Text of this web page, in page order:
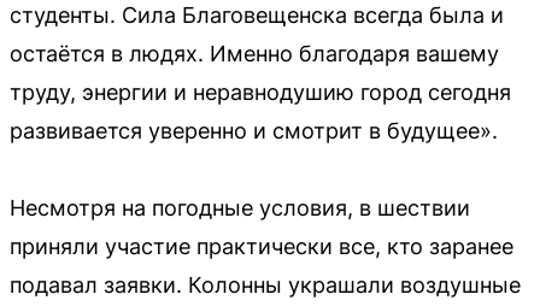
студенты. Сила Благовещенска всегда была и
остаётся в людях. Именно благодаря вашему
труду, энергии и неравнодушию город сегодня
развивается уверенно и смотрит в будущее».
Несмотря на погодные условия, в шествии
приняли участие практически все, кто заранее
подавал заявки. Колонны украшали воздушные